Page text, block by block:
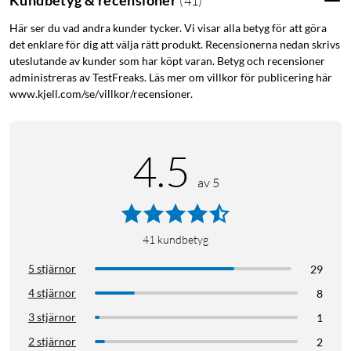
använder i hemmet, som exempelvis kraftiga strålkastare,
vattenpumpar, motorvärmare och kompressorer. Hur mycket
apparaten förbrukar står vanligtvis i apparatens manual eller
på en etikett på apparaten.
använder resistiv last är kaffebryggare och
belysningsprodukter. Maximal resistiv last: 16 A (3680 W).
Exempel på produkter som använder induktiva laster är
tvättmaskiner, byggfläktar och alla typer av motorer. Maximal
induktiv last: 5 A (1150 W). Om denna gräns överskrids
Här ser du vad andra kunder tycker. Vi visar alla betyg för att göra
det enklare för dig att välja rätt produkt. Recensionerna nedan skrivs
uteslutande av kunder som har köpt varan. Betyg och recensioner
administreras av TestFreaks. Läs mer om villkor för publicering här
www.kjell.com/se/villkor/recensioner.
4.5 av 5
41 kundbetyg
5 stjärnor
29
4 stjärnor
8
3 stjärnor
1
2 stjärnor
2